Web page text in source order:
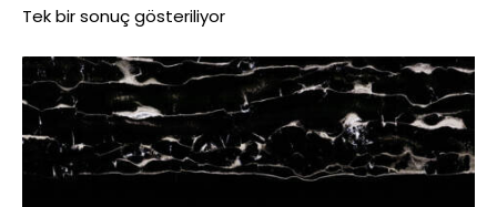
Tek bir sonuç gösteriliyor